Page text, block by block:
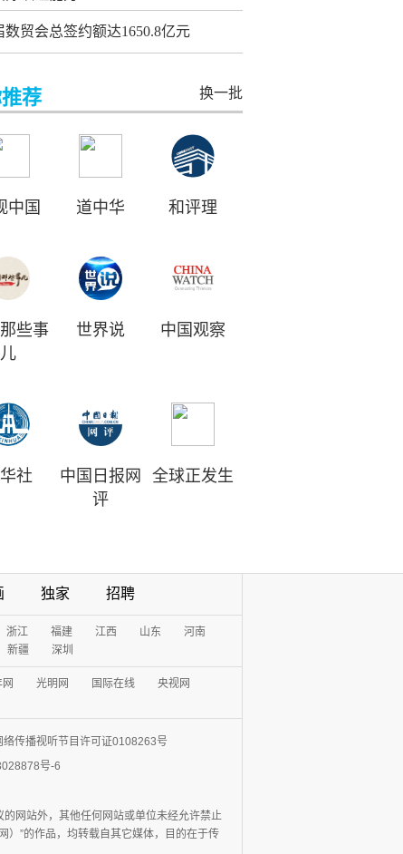
数贸会总签约额达1650.8亿元
荐 换一批
中国 道中华 和评理
些事
儿
世界说 中国观察
社
中国日报网
评
全球正发生
独家 招聘
浙江 福建 江西 山东
河南
新疆 深圳
光明网 国际在线
央视网
络传播视听节目许可证0108263号
号-6
网站外，其他任何网站或单位未经允许禁止
）”的作品，均转载自其它媒体，目的在于传